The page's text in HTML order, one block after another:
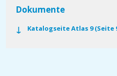
Dokumente
Katalogseite Atlas 9 (Seite